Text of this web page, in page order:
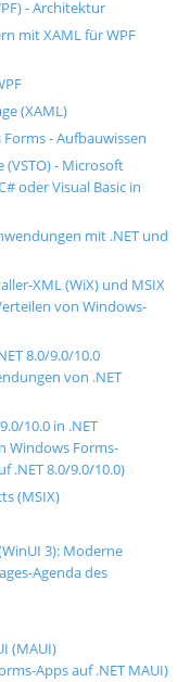
- Architektur
mit XAML für WPF
(XAML)
- Aufbauwissen
- Microsoft
oder Visual Basic in
mit .NET und
XML (WiX) und MSIX
von Windows-
8.0/9.0/10.0
von .NET
10.0 in .NET
Windows Forms-
.NET 8.0/9.0/10.0)
(MSIX)
3): Moderne
Agenda des
(MAUI)
Apps auf .NET MAUI)